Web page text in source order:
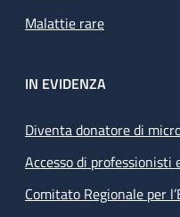
Malattie rare
IN EVIDENZA
Diventa donatore di
Accesso di
Comitato Regionale per